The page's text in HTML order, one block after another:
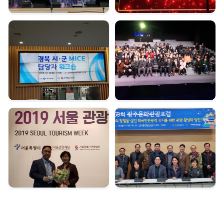
경북시군 마이스 담당자
워크숍 | 2019. 12. 16
여수 마이스육성포럼 |
2019. 12. 05
서울관광대상 수상 |
2019. 12. 04
광주문화관광포럼 |
2019. 11. 18